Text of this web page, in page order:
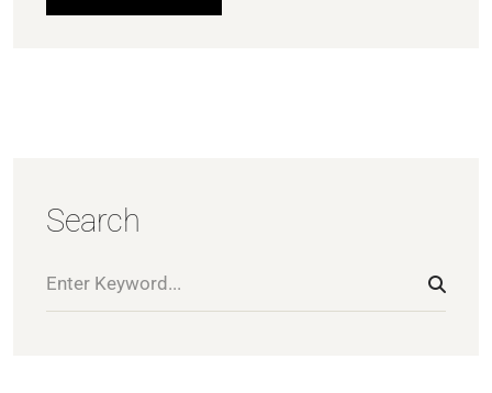
Search